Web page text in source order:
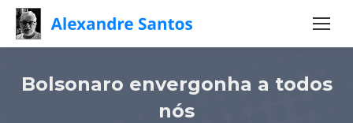
Bolsonaro envergonha a todos
nós